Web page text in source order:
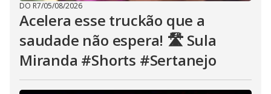
DO R7/05/08/2026
Acelera esse truckão que a
saudade não espera! 🛣️ Sula
Miranda #Shorts #Sertanejo